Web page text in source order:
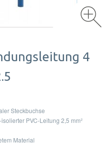
4
Steckbuchse
PVC-Leitung 2,5 mm²
Material